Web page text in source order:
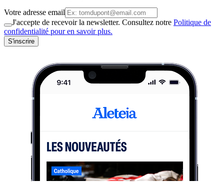
Votre adresse email
J'accepte de recevoir la newsletter. Consultez notre Politique de
confidentialité pour en savoir plus.
S'inscrire